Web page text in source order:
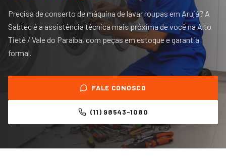
Precisa de conserto de máquina de lavar roupas em Arujá? A
Sabtec é a assistência técnica mais próxima de você na Alto
Tietê / Vale do Paraíba, com peças em estoque e garantia
formal.
FALE CONOSCO
(11) 98543-1080